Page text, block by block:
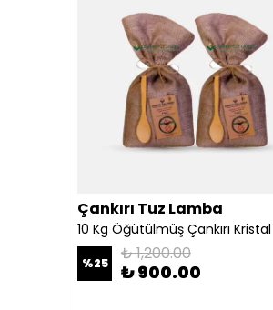
Çankırı Tuz Lamba
%25 ₺ 1,200.00
₺ 900.00